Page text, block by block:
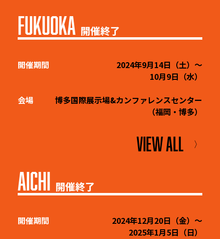
FUKUOKA 開催終了
開催期間
2024年9月14日（土）～
10月9日（水）
会場
博多国際展示場&カンファレンスセンター
（福岡・博多）
VIEW ALL 〉
AICHI 開催終了
開催期間
2024年12月20日（金）～
2025年1月5日（日）